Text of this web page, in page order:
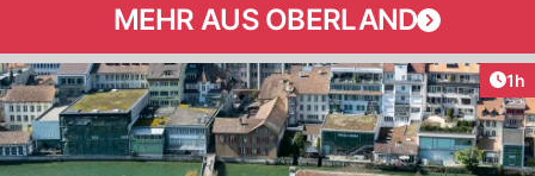
MEHR AUS OBERLAND
1h